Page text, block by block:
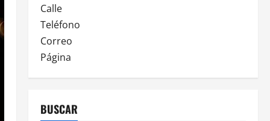
Calle
Teléfono
Correo
Página
BUSCAR